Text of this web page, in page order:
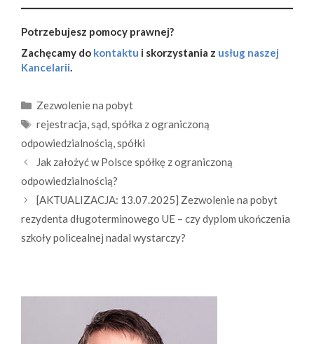
Potrzebujesz pomocy prawnej?
Zachęcamy do kontaktu i skorzystania z usług naszej
Kancelarii.
Kategorie
Zezwolenie na pobyt
Tagi
rejestracja,sąd,spółka z ograniczoną
odpowiedzialnością,spółki
Jak założyć w Polsce spółkę z ograniczoną
odpowiedzialnością?
[AKTUALIZACJA: 13.07.2025] Zezwolenie na pobyt
rezydenta długoterminowego UE – czy dyplom ukończenia
szkoły policealnej nadal wystarczy?